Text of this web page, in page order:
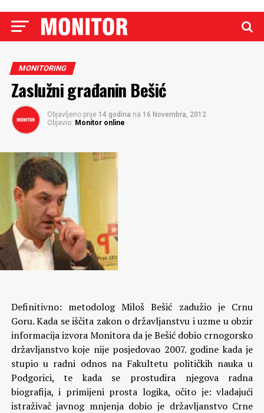
MONITORING
Zaslužni građanin Bešić
Objavljeno prije 14 godina na 16 Novembra, 2012
Objavio: Monitor online
Definitivno: metodolog Miloš Bešić zadužio je Crnu
Goru. Kada se iščita zakon o državljanstvu i uzme u obzir
informacija izvora Monitora da je Bešić dobio crnogorsko
državljanstvo koje nije posjedovao 2007. godine kada je
stupio u radni odnos na Fakultetu političkih nauka u
Podgorici, te kada se prostudira njegova radna
biografija, i primijeni prosta logika, očito je: vladajući
istraživač javnog mnjenja dobio je državljanstvo Crne